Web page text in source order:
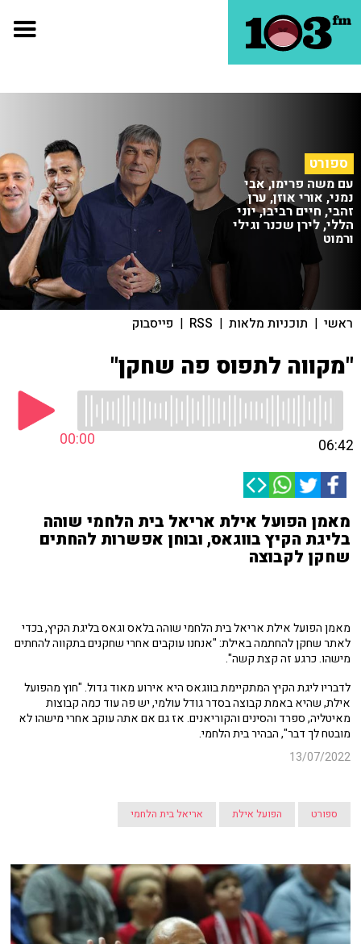
ספורט
עם משה פרימו, אבי
נמני, אורי אוזן, ערן
זהבי, חיים רביבו, יוני
הללי, לירן שכנר וגילי
ורמוט
ראשי | תוכניות מלאות |
RSS
| פייסבוק
"מקווה לתפוס פה שחקן"
00:00 06:42
מאמן הפועל אילת אריאל בית הלחמי שוהה
בליגת הקיץ בווגאס, ובוחן אפשרות להחתים
שחקן לקבוצה
מאמן הפועל אילת אריאל בית הלחמי שוהה בלאס וגאס בליגת הקיץ, בכדי
לאתר שחקן להחתמה באילת: "אנחנו עוקבים אחרי שחקנים בתקווה להחתים
מישהו. כרגע זה קצת קשה".
לדבריו ליגת הקיץ המתקיימת בווגאס היא אירוע מאוד גדול. "חוץ מהפועל
אילת, שהיא באמת קבוצה בסדר גודל עולמי, יש פה עוד כמה קבוצות
מאיטליה, ספרד והסינים והקוריאנים. אז גם אם אתה עוקב אחרי מישהו לא
מובטח לך דבר", הבהיר בית הלחמי.
13/07/2022
ספורט הפועל אילת אריאל בית הלחמי